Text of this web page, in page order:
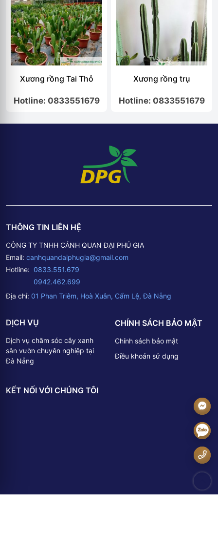
Xương rồng Tai Thỏ
Hotline: 0833551679
Xương rồng trụ
Hotline: 0833551679
THÔNG TIN LIÊN HỆ
CÔNG TY TNHH CẢNH QUAN ĐẠI PHÚ GIA
Email: canhquandaiphugia@gmail.com
Hotline: 0833.551.679
0942.462.699
Địa chỉ: 01 Phan Triêm, Hoà Xuân, Cẩm Lệ, Đà Nẵng
DỊCH VỤ
Dịch vụ chăm sóc cây xanh
sân vườn chuyên nghiệp tại
Đà Nẵng
CHÍNH SÁCH BẢO MẬT
Chính sách bảo mật
Điều khoản sử dụng
KẾT NỐI VỚI CHÚNG TÔI